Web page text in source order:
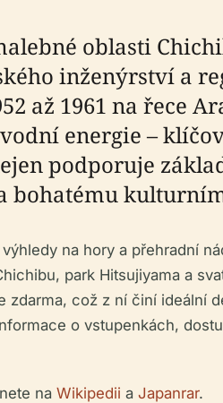
oblasti
inženýrství a
až 1961 na řece
energie –
podporuje
bohatému
na hory a přehradní
park Hitsujiyama a
zdarma, což z ní činí
o vstupenkách,
na Wikipedii a Japanrar.